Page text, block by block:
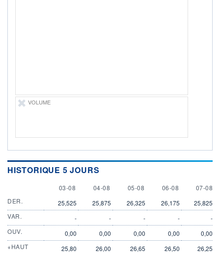
Boursobank
VOLUME
HISTORIQUE 5 JOURS
3 AUGUST
03-08 4 AUGUST
04-08 5 AUGUST
05-08 6 AUGUST
06-08 7
07-08
DER.
25,525 25,875 26,325 26,175
25,825
VAR.
- - - -
-
OUV.
0,00 0,00 0,00 0,00
0,00
+HAUT
25,80 26,00 26,65 26,50
26,25